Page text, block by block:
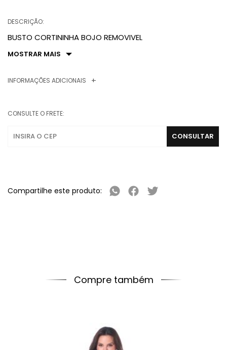
DESCRIÇÃO:
BUSTO CORTININHA BOJO REMOVIVEL
MOSTRAR MAIS
INFORMAÇÕES ADICIONAIS
CONSULTE O FRETE:
Compartilhe este produto:
Compre também